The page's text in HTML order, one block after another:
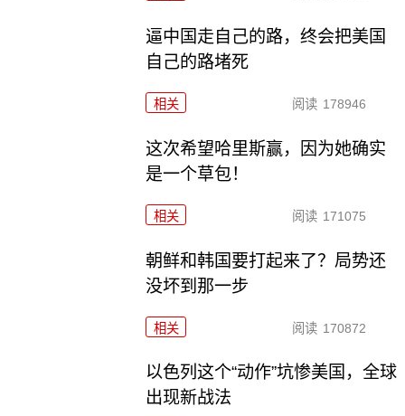
逼中国走自己的路，终会把美国
自己的路堵死
相关 阅读 178946
这次希望哈里斯赢，因为她确实
是一个草包！
相关 阅读 171075
朝鲜和韩国要打起来了？局势还
没坏到那一步
相关 阅读 170872
以色列这个“动作”坑惨美国，全球
出现新战法